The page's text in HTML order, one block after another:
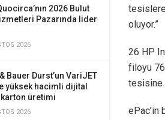
2026 Bulut
Pazarında lider
2026
Bauer Durst’un VariJET
yüksek hacimli dijital
karton üretimi
2026
oluyor.”
26 HP
filoyu
tesisine
ePac’in